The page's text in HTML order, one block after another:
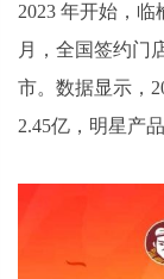
2023 年开始，
月，全国签约门
市。数据显示，
2.45亿，明星产